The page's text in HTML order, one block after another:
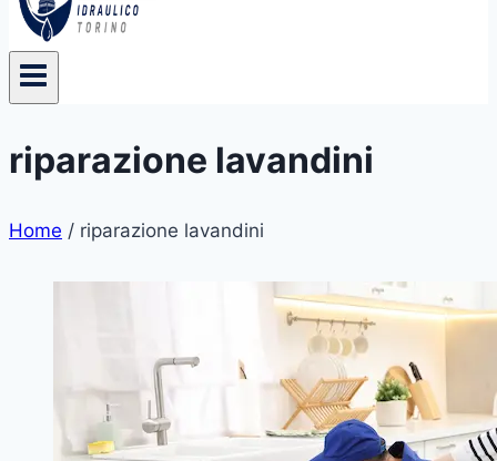
riparazione lavandini
Home / riparazione lavandini